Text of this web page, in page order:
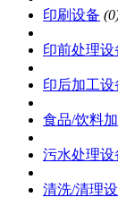
印刷设备
印前处理设
印后加工设
食品/饮料
污水处理设
清洗/清理